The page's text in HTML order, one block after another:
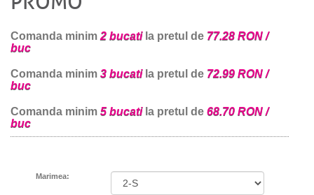
Comanda minim 2 bucatila pretul de 77.28 RON /
buc
Comanda minim 3 bucatila pretul de 72.99 RON /
buc
Comanda minim 5 bucatila pretul de 68.70 RON /
buc
Marimea: